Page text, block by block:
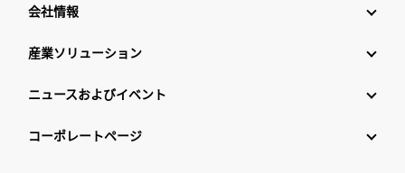
会社情報
産業ソリューション
ニュースおよびイベント
コーポレートページ